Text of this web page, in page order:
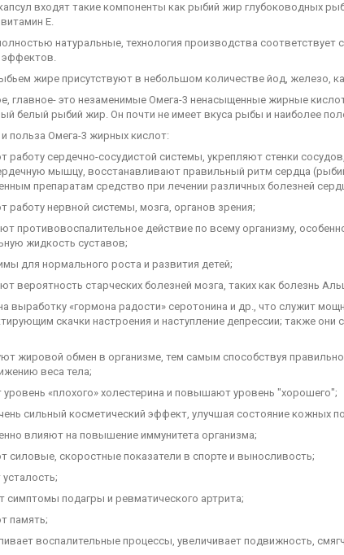
входят такие компоненты как рыбий жир глубоководных
Е.
натуральные, технология производства соответствует
эффектов.
жире присутствуют в небольшом количестве йод, железо,
главное- это незаменимые Омега-3 ненасыщенные жирные
белый рыбий жир. Он почти не имеет вкуса рыбы и наиболее
польза Омега-3 жирных кислот:
работу сердечно-сосудистой системы, укрепляют стенки
мышцу, восстанавливают правильный ритм сердца
препаратам средство при лечении различных болезней
работу нервной системы, мозга, органов зрения;
противовоспалительное действие по всему организму,
жидкость суставов;
для нормального роста и развития детей;
вероятность старческих болезней мозга, таких как болезнь
выработку «гормона радости» серотонина и др., что служит
скачки настроения и наступление депрессии; также
жировой обмен в организме, тем самым способствуя
веса тела;
«плохого» холестерина и повышают уровень "хорошего";
сильный косметический эффект, улучшая состояние кожных
влияют на повышение иммунитета организма;
силовые, скоростные показатели в спорте и выносливость;
симптомы подагры и ревматического артрита;
память;
воспалительные процессы, увеличивает подвижность,